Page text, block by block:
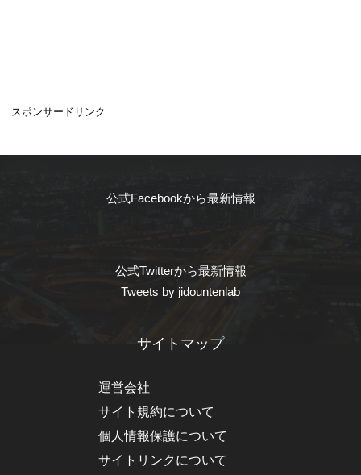
スポンサードリンク
公式Facebookから最新情報
公式Twitterから最新情報
Tweets by jidountenlab
サイトマップ
運営会社
サイト規約について
個人情報保護について
サイトリンクについて